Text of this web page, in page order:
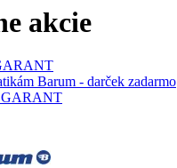
akcie
Barum - darček zadarmo